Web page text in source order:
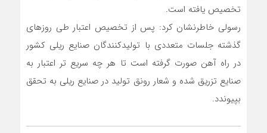
تخصیص یافته است.
رسولی خاطرنشان کرد: پس از تخصیص اعتبار طی روزهای
گذشته جلسات متعددی با تولیدکنندگان صنایع ریلی کشور
در راه آهن صورت گرفته است تا هر چه سریع تر اعتبار به
صنایع تزریق شده و شعار رونق تولید در صنایع ریلی به تحقق
بپیوندد.